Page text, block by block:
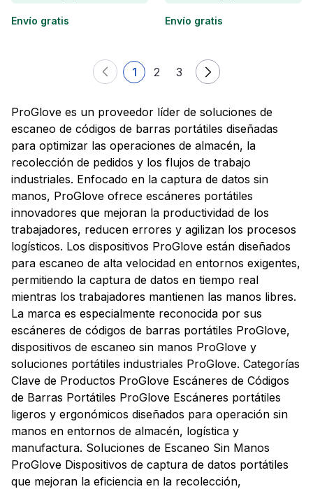
Envío gratis Envío gratis
1 2 3
ProGlove es un proveedor líder de soluciones de
escaneo de códigos de barras portátiles diseñadas
para optimizar las operaciones de almacén, la
recolección de pedidos y los flujos de trabajo
industriales. Enfocado en la captura de datos sin
manos, ProGlove ofrece escáneres portátiles
innovadores que mejoran la productividad de los
trabajadores, reducen errores y agilizan los procesos
logísticos. Los dispositivos ProGlove están diseñados
para escaneo de alta velocidad en entornos exigentes,
permitiendo la captura de datos en tiempo real
mientras los trabajadores mantienen las manos libres.
La marca es especialmente reconocida por sus
escáneres de códigos de barras portátiles ProGlove,
dispositivos de escaneo sin manos ProGlove y
soluciones portátiles industriales ProGlove. Categorías
Clave de Productos ProGlove Escáneres de Códigos
de Barras Portátiles ProGlove Escáneres portátiles
ligeros y ergonómicos diseñados para operación sin
manos en entornos de almacén, logística y
manufactura. Soluciones de Escaneo Sin Manos
ProGlove Dispositivos de captura de datos portátiles
que mejoran la eficiencia en la recolección,